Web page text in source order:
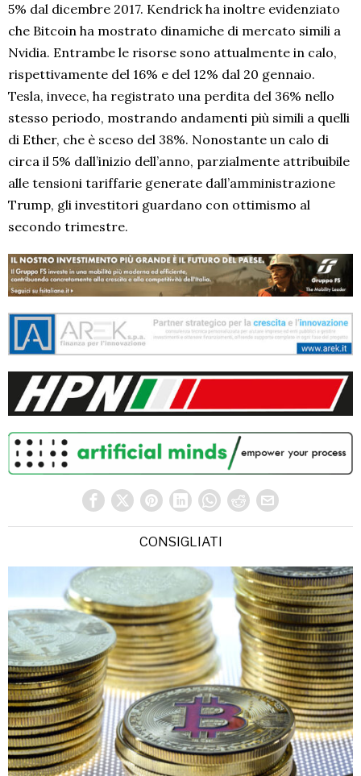
5% dal dicembre 2017. Kendrick ha inoltre evidenziato
che Bitcoin ha mostrato dinamiche di mercato simili a
Nvidia. Entrambe le risorse sono attualmente in calo,
rispettivamente del 16% e del 12% dal 20 gennaio.
Tesla, invece, ha registrato una perdita del 36% nello
stesso periodo, mostrando andamenti più simili a quelli
di Ether, che è sceso del 38%. Nonostante un calo di
circa il 5% dall’inizio dell’anno, parzialmente attribuibile
alle tensioni tariffarie generate dall’amministrazione
Trump, gli investitori guardano con ottimismo al
secondo trimestre.
CONSIGLIATI